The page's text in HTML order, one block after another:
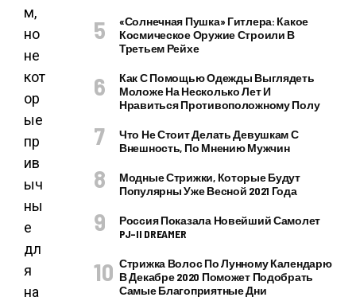
м,
но
не
кот
ор
ые
пр
ив
ыч
ны
е
дл
я
на
«Солнечная Пушка» Гитлера: Какое
Космическое Оружие Строили В
Третьем Рейхе
Как С Помощью Одежды Выглядеть
Моложе На Несколько Лет И
Нравиться Противоположному Полу
Что Не Стоит Делать Девушкам С
Внешность, По Мнению Мужчин
Модные Стрижки, Которые Будут
Популярны Уже Весной 2021 Года
Россия Показала Новейший Самолет
PJ–II DREAMER
Стрижка Волос По Лунному Календарю
В Декабре 2020 Поможет Подобрать
Самые Благоприятные Дни